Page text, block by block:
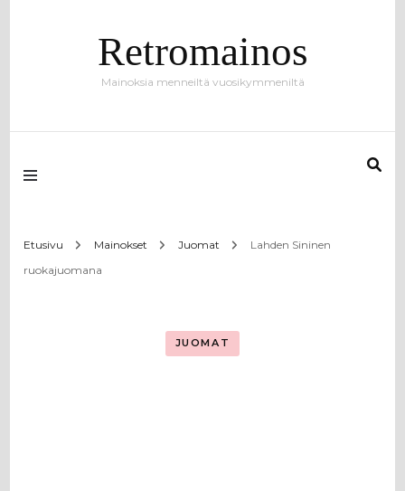
Retromainos
Mainoksia menneiltä vuosikymmeniltä
Etusivu Mainokset Juomat
Lahden Sininen
ruokajuomana
JUOMAT